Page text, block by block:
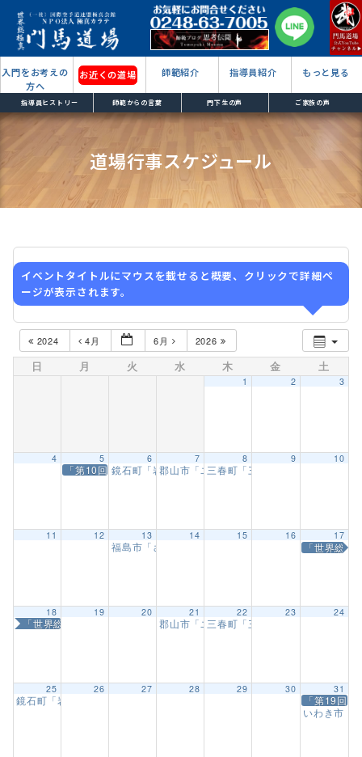
入門をお考えの
方へ
お近くの道場 師範紹介 指導員紹介 もっと見る
指導員ヒストリー 師範からの言葉 門下生の声 ご家族の声
道場行事スケジュール
イベントタイトルにマウスを載せると概要、クリックで詳細ペ
ージが表示されます。
2024 4月 6月 2026
日 月 火 水 木 金 土
1 2 3
4 5
「第10回埼玉県空手道選手権大会」
6
鏡石町「岩瀬牧場 子どもまつり演武会」
7
郡山市「ユーパロ室ノ木保育園武道教室」
8
三春町「三春幼保園 武道教室
9 10
11 12 13
福島市「さくら幼稚園武道教室」【2回目】9:30 AM
14 15 16 17
「世界総
18
「世界総極真 選手会合宿」
19 20 21
郡山市「ユーパロ室ノ木保育園武道教室」
22
三春町「三春幼保園 武道教室
23 24
25
鏡石町「岩瀬牧場フラワーフェスティバル 演武会」 12:00 PM
26 27 28 29 30 31
「第19回
いわき市「